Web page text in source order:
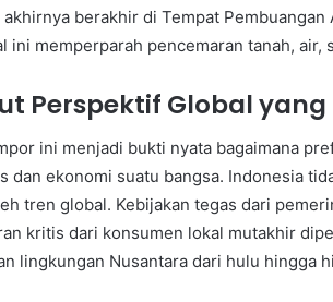
akhirnya berakhir di Tempat
ini memperparah pencemaran tanah,
Perspektif Global yang
ini menjadi bukti nyata bagaimana
dan ekonomi suatu bangsa. Indonesia
tren global. Kebijakan tegas dari
kritis dari konsumen lokal mutakhir
lingkungan Nusantara dari hulu hingga